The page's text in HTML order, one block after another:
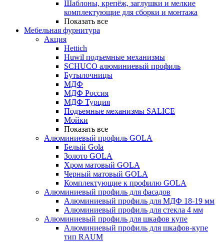
Шаблоны, крепёж, заглушки и мелкие
комплектующие для сборки и монтажа
Показать все
Мебельная фурнитура
Акция
Hettich
Huwil подъемные механизмы
SCHUCO алюминиевый профиль
Бутылочницы
МДФ
МДФ Россия
МДФ Турция
Подъемные механизмы SALICE
Мойки
Показать все
Алюминиевый профиль GOLA
Белый Gola
Золото GOLA
Хром матовый GOLA
Черный матовый GOLA
Комплектующие к профилю GOLA
Алюминиевый профиль для фасадов
Алюминиевый профиль для МДФ 18-19 мм
Алюминиевый профиль для стекла 4 мм
Алюминиевый профиль для шкафов купе
Алюминиевый профиль для шкафов-купе
тип RAUM